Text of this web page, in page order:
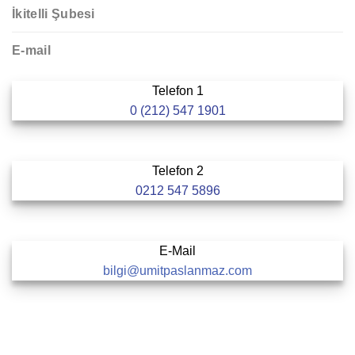
İkitelli Şubesi
E-mail
Telefon 1
0 (212) 547 1901
Telefon 2
0212 547 5896
E-Mail
bilgi@umitpaslanmaz.com